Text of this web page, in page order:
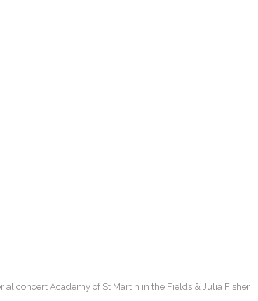
al concert Academy of St Martin in the Fields & Julia Fisher